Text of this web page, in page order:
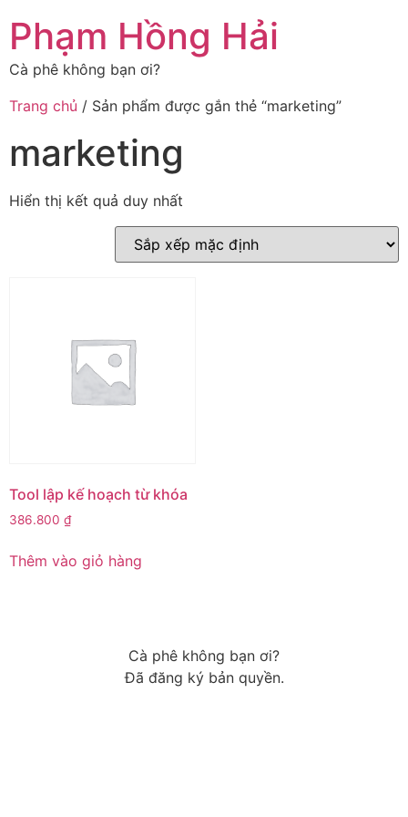
đến
nội
dung
Phạm Hồng Hải
Cà phê không bạn ơi?
Trang chủ / Sản phẩm được gắn thẻ “marketing”
marketing
Hiển thị kết quả duy nhất
Tool lập kế hoạch từ khóa
386.800 ₫
Thêm vào giỏ hàng
Cà phê không bạn ơi?
Đã đăng ký bản quyền.